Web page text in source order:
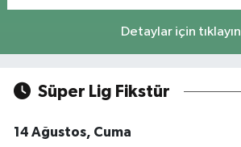
Detaylar için tıklayın
Süper Lig Fikstür
14 Ağustos, Cuma